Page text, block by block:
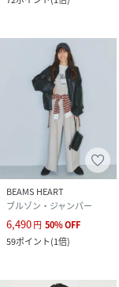
BEAMS HEART
ブルゾン・ジャンパー
6,490円 50%OFF
59ポイント(1倍)